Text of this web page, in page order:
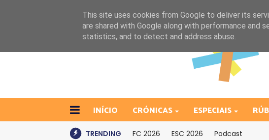
INÍCIO CRÓNICAS ESPECIAIS
TRENDING FC 2026 ESC 2026 Podcast
This site uses cookies from Google to deliver its
are shared with Google along with performance and
statistics, and to detect and address abuse.